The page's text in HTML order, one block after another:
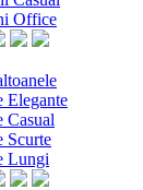
Office
Elegante
Casual
Scurte
Lungi